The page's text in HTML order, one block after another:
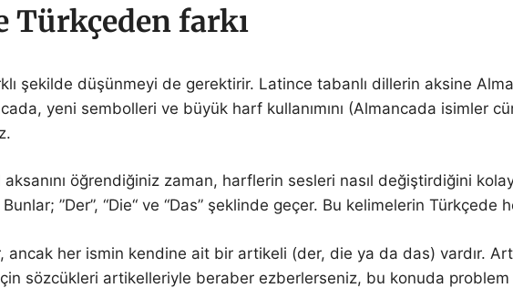
Türkçeden farkı
şekilde düşünmeyi de gerektirir. Latince tabanlı dillerin aksine
yeni sembolleri ve büyük harf kullanımını (Almancada isimler
öğrendiğiniz zaman, harflerin sesleri nasıl değiştirdiğini
”Der”, “Die“ ve “Das” şeklinde geçer. Bu kelimelerin Türkçede
ancak her ismin kendine ait bir artikeli (der, die ya da das) vardır.
sözcükleri artikelleriyle beraber ezberlerseniz, bu konuda problem